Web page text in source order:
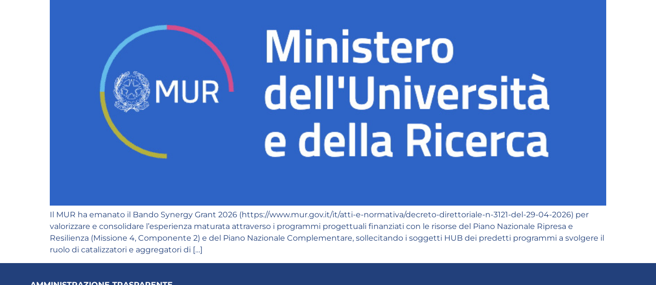
Il MUR ha emanato il Bando Synergy Grant 2026 (https://www.mur.gov.it/it/atti-e-normativa/decreto-direttoriale-n-3121-del-29-04-2026) per
valorizzare e consolidare l’esperienza maturata attraverso i programmi progettuali finanziati con le risorse del Piano Nazionale Ripresa e
Resilienza (Missione 4, Componente 2) e del Piano Nazionale Complementare, sollecitando i soggetti HUB dei predetti programmi a svolgere il
ruolo di catalizzatori e aggregatori di […]